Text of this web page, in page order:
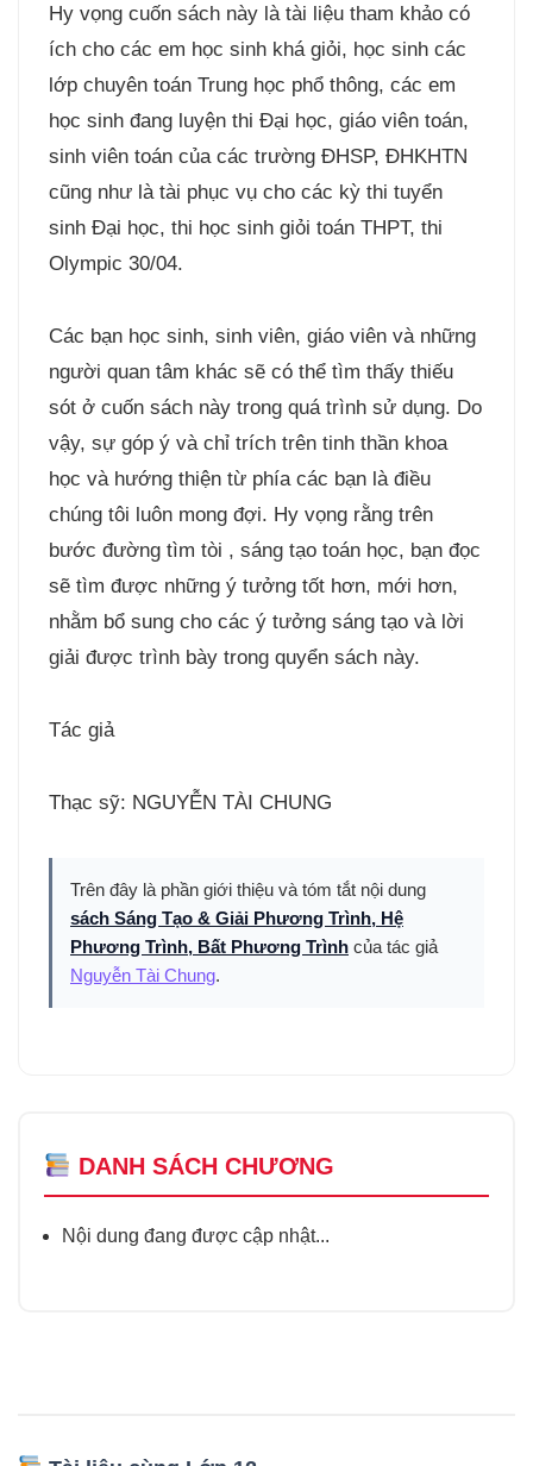
Hy vọng cuốn sách này là tài liệu tham khảo có
ích cho các em học sinh khá giỏi, học sinh các
lớp chuyên toán Trung học phổ thông, các em
học sinh đang luyện thi Đại học, giáo viên toán,
sinh viên toán của các trường ĐHSP, ĐHKHTN
cũng như là tài phục vụ cho các kỳ thi tuyển
sinh Đại học, thi học sinh giỏi toán THPT, thi
Olympic 30/04.
Các bạn học sinh, sinh viên, giáo viên và những
người quan tâm khác sẽ có thể tìm thấy thiếu
sót ở cuốn sách này trong quá trình sử dụng. Do
vậy, sự góp ý và chỉ trích trên tinh thần khoa
học và hướng thiện từ phía các bạn là điều
chúng tôi luôn mong đợi. Hy vọng rằng trên
bước đường tìm tòi , sáng tạo toán học, bạn đọc
sẽ tìm được những ý tưởng tốt hơn, mới hơn,
nhằm bổ sung cho các ý tưởng sáng tạo và lời
giải được trình bày trong quyển sách này.
Tác giả
Thạc sỹ: NGUYỄN TÀI CHUNG
Trên đây là phần giới thiệu và tóm tắt nội dung
sách Sáng Tạo & Giải Phương Trình, Hệ
Phương Trình, Bất Phương Trình của tác giả
Nguyễn Tài Chung.
DANH SÁCH CHƯƠNG
Nội dung đang được cập nhật...